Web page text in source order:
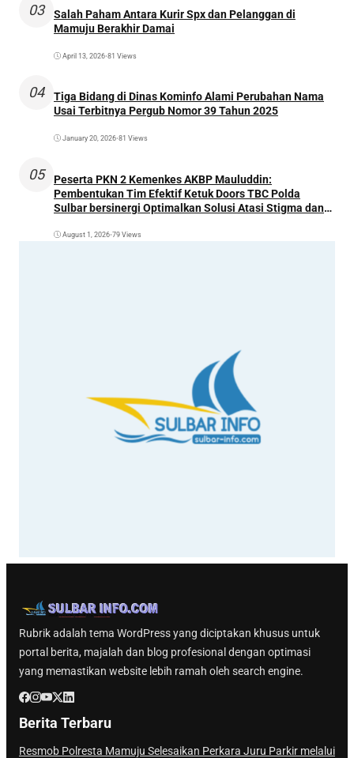
03
Salah Paham Antara Kurir Spx dan Pelanggan di
Mamuju Berakhir Damai
April 13, 2026•81 Views
04
Tiga Bidang di Dinas Kominfo Alami Perubahan Nama
Usai Terbitnya Pergub Nomor 39 Tahun 2025
January 20, 2026•81 Views
05
Peserta PKN 2 Kemenkes AKBP Mauluddin:
Pembentukan Tim Efektif Ketuk Doors TBC Polda
Sulbar bersinergi Optimalkan Solusi Atasi Stigma dan
August 1, 2026•79 Views
Rubrik adalah tema WordPress yang diciptakan khusus untuk
portal berita, majalah dan blog profesional dengan optimasi
yang memastikan website lebih ramah oleh search engine.
Berita Terbaru
Resmob Polresta Mamuju Selesaikan Perkara Juru Parkir melalui